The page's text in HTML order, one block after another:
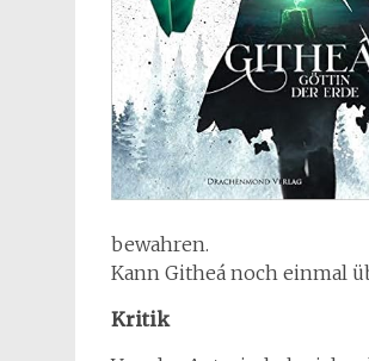
bewahren.
Kann Githeá noch einmal
Kritik